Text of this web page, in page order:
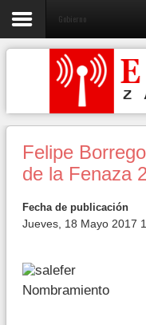
Gobierno
Felipe
de la Fenaza
Fecha de publicación
Jueves, 18 Mayo 2017
Nombramiento